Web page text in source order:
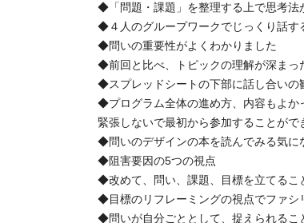
◆「問題・課題」を整理する上で思考法
◆４人のグループワークでじっくり話す
◆問いの重要性がよくわかりました
◆前回と比べ、トピックの理解が深まっ
◆スプレッドシートの下部に話し合いの
◆プログラム全体の進め方、内容もよか
緊張しないで最初から参加することがで
◆問いのデザインの本を読んでみる気に
◆阻害要因の5つの視点
◆改めて、問い、課題、目標を立てるこ
◆目標のリフレーミングの視点でファシ
◆問いが自分ごととして、捉えられるこ